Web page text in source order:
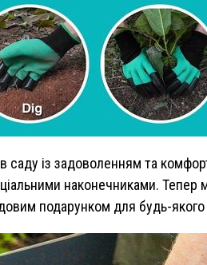
саду із задоволенням та
наконечниками. Тепер
подарунком для будь-